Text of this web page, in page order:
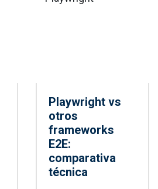
Playwright vs
otros
frameworks
E2E:
comparativa
técnica